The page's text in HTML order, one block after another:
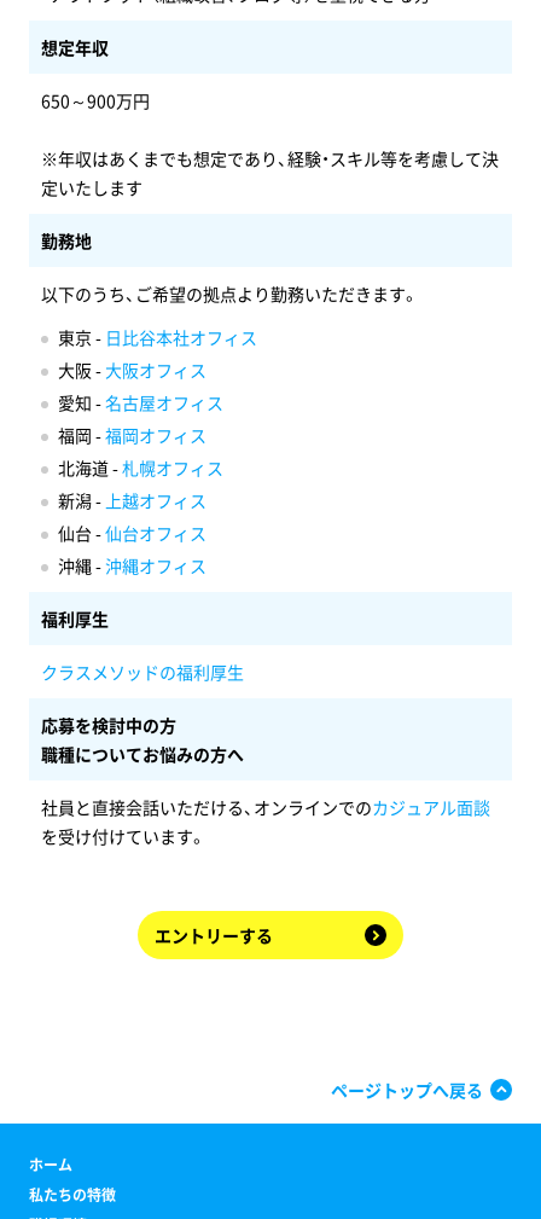
想定年収
650～900万円
※年収はあくまでも想定であり、経験・スキル等を考慮して決
定いたします
勤務地
以下のうち、ご希望の拠点より勤務いただきます。
東京 - 日比谷本社オフィス
大阪 - 大阪オフィス
愛知 -名古屋オフィス
福岡 -福岡オフィス
北海道 -札幌オフィス
新潟 - 上越オフィス
仙台 -仙台オフィス
沖縄 -沖縄オフィス
福利厚生
クラスメソッドの福利厚生
応募を検討中の方
職種についてお悩みの方へ
社員と直接会話いただける、オンラインでのカジュアル面談
を受け付けています。
エントリーする
ページトップへ戻る
ホーム
私たちの特徴